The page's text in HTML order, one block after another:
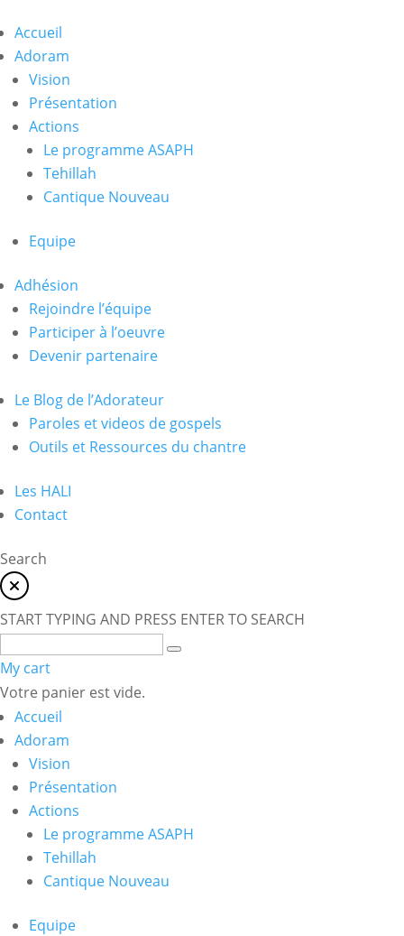
Accueil
Adoram
Vision
Présentation
Actions
Le programme ASAPH
Tehillah
Cantique Nouveau
Equipe
Adhésion
Rejoindre l’équipe
Participer à l’oeuvre
Devenir partenaire
Le Blog de l’Adorateur
Paroles et videos de gospels
Outils et Ressources du chantre
Les HALI
Contact
Search
START TYPING AND PRESS ENTER TO SEARCH
My cart
Votre panier est vide.
Accueil
Adoram
Vision
Présentation
Actions
Le programme ASAPH
Tehillah
Cantique Nouveau
Equipe